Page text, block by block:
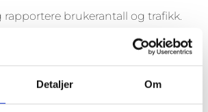
Detaljer Om
rapportere brukerantall og trafikk.
for deg å navigere på
for systemet å kjenne igjen faste